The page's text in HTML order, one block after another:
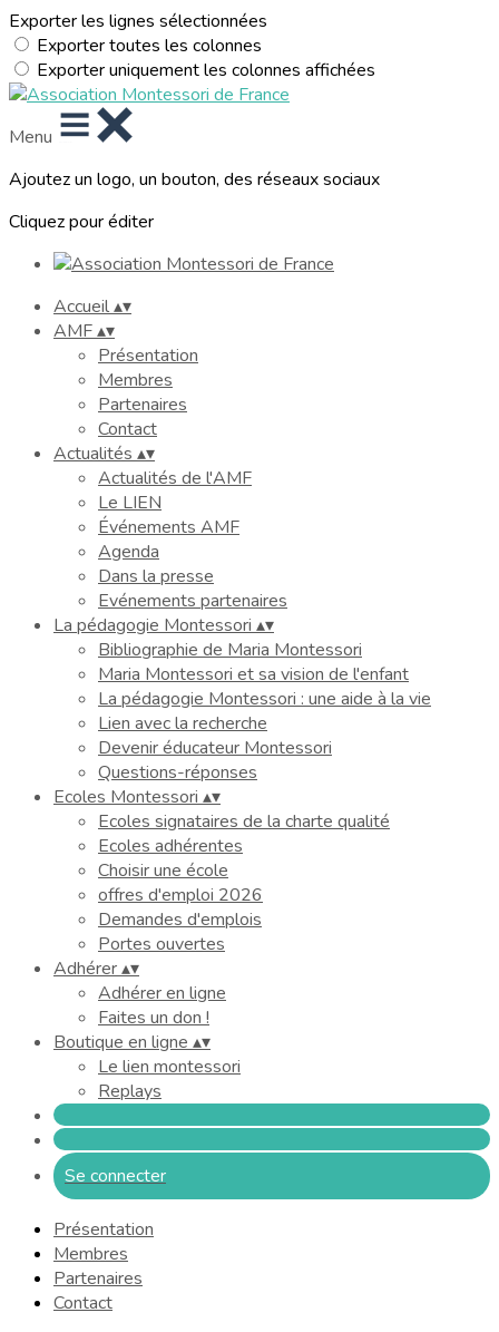
Exporter les lignes sélectionnées
Exporter toutes les colonnes
Exporter uniquement les colonnes affichées
Menu
Ajoutez un logo, un bouton, des réseaux sociaux
Cliquez pour éditer
Accueil▴▾
AMF▴▾
Présentation
Membres
Partenaires
Contact
Actualités ▴▾
Actualités de l'AMF
Le LIEN
Événements AMF
Agenda
Dans la presse
Evénements partenaires
La pédagogie Montessori ▴▾
Bibliographie de Maria Montessori
Maria Montessori et sa vision de l'enfant
La pédagogie Montessori : une aide à la vie
Lien avec la recherche
Devenir éducateur Montessori
Questions-réponses
Ecoles Montessori ▴▾
Ecoles signataires de la charte qualité
Ecoles adhérentes
Choisir une école
offres d'emploi 2026
Demandes d'emplois
Portes ouvertes
Adhérer▴▾
Adhérer en ligne
Faites un don !
Boutique en ligne ▴▾
Le lien montessori
Replays
Se connecter
Présentation
Membres
Partenaires
Contact